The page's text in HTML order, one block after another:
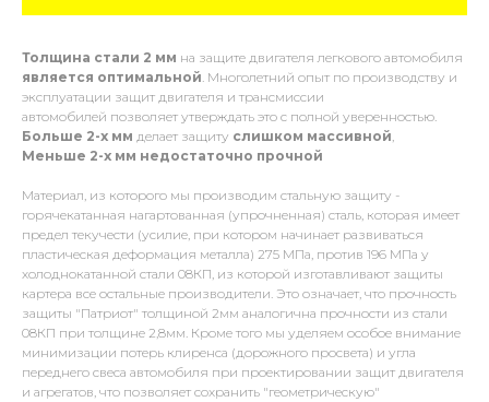
Толщина стали 2 мм на защите двигателя легкового автомобиля
является оптимальной. Многолетний опыт по производству и
эксплуатации защит двигателя и трансмиссии
автомобилей позволяет утверждать это с полной уверенностью.
Больше 2-х мм делает защиту слишком массивной,
Меньше 2-х мм недостаточно прочной
Материал, из которого мы производим стальную защиту -
горячекатанная нагартованная (упрочненная) сталь, которая имеет
предел текучести (усилие, при котором начинает развиваться
пластическая деформация металла) 275 МПа, против 196 МПа у
холоднокатанной стали 08КП, из которой изготавливают защиты
картера все остальные производители. Это означает, что прочность
защиты "Патриот" толщиной 2мм аналогична прочности из стали
08КП при толщине 2,8мм. Кроме того мы уделяем особое внимание
минимизации потерь клиренса (дорожного просвета) и угла
переднего свеса автомобиля при проектировании защит двигателя
и агрегатов, что позволяет сохранить "геометрическую"